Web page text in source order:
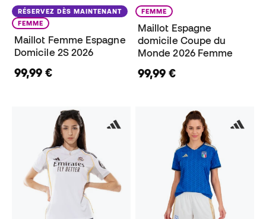
RÉSERVEZ DÈS MAINTENANT
FEMME
Maillot Femme Espagne
Domicile 2S 2026
99,99 €
FEMME
Maillot Espagne
domicile Coupe du
Monde 2026 Femme
99,99 €